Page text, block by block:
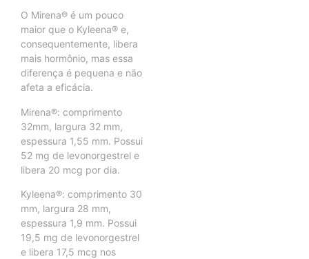
O Mirena® é um pouco
maior que o Kyleena® e,
consequentemente, libera
mais hormônio, mas essa
diferença é pequena e não
afeta a eficácia.
Mirena®: comprimento
32mm, largura 32 mm,
espessura 1,55 mm. Possui
52 mg de levonorgestrel e
libera 20 mcg por dia.
Kyleena®: comprimento 30
mm, largura 28 mm,
espessura 1,9 mm. Possui
19,5 mg de levonorgestrel
e libera 17,5 mcg nos